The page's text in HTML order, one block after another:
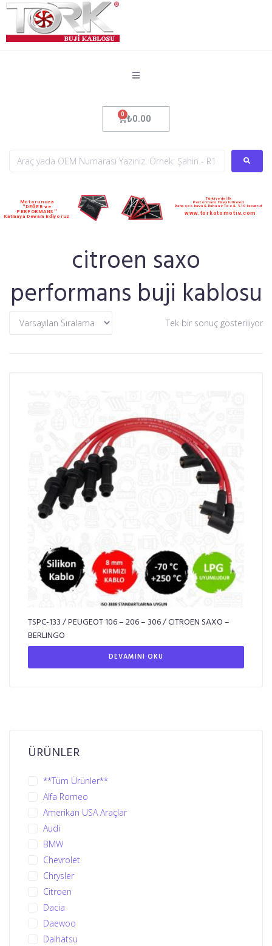
₺0.00
Motorunuza
''DEĞER ve
PERFORMANS''
Katmaya Devam Ediyoruz
Türkiye'de İlk
Performans Hava Filtreleri
Daha çok hava & Daha az Toz & %10 tasarruf
www.torkotomotiv.com
citroen saxo
performans buji kablosu
Tek bir sonuç gösteriliyor
TSPC-133 / PEUGEOT 106 – 206 – 306 / CITROEN SAXO –
BERLINGO
DEVAMINI OKU
ÜRÜNLER
**Tüm Ürünler**
Alfa Romeo
Amerikan USA Araçlar
Audi
BMW
Chevrolet
Chrysler
Citroen
Dacia
Daewoo
Daihatsu